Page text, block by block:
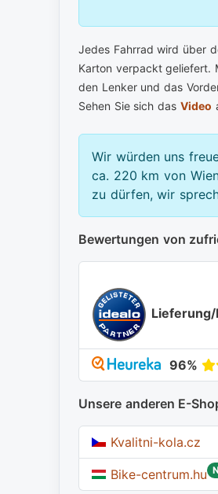
Jedes Fahrrad wird über
Karton verpackt geliefert.
den Lenker und das
Sehen Sie sich dasVideo
Wir würden uns
ca. 220 km von
zu dürfen, wir
Bewertungen von
96%
Unsere anderen E-
Kvalitni-kola.cz
Bike-centrum.hu